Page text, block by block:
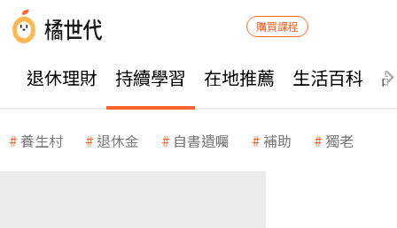
購買課程
退休理財 持續學習 在地推薦 生活百科
養生村 退休金 自書遺囑 補助 獨老